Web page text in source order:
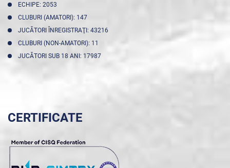
ECHIPE: 2053
CLUBURI (AMATORI): 147
JUCĂTORI ÎNREGISTRAŢI: 43216
CLUBURI (NON-AMATORI): 11
JUCĂTORI SUB 18 ANI: 17987
CERTIFICATE